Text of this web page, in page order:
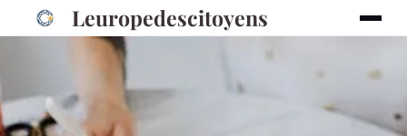
Leuropedescitoyens